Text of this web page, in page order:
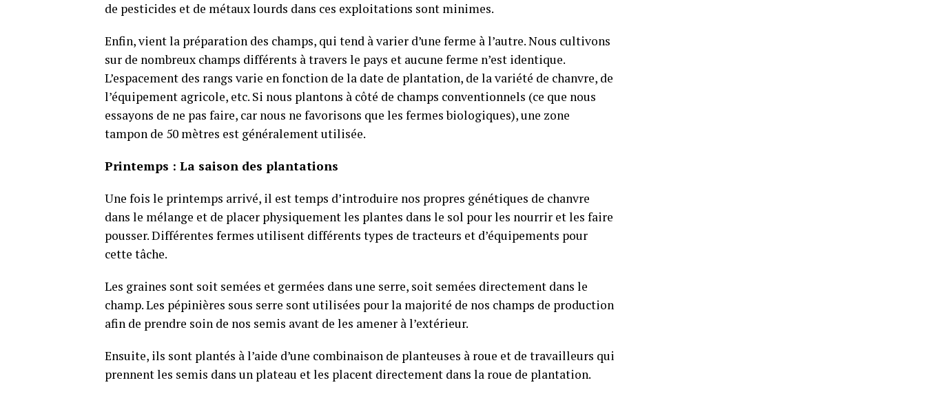
de pesticides et de métaux lourds dans ces exploitations sont minimes.
Enfin, vient la préparation des champs, qui tend à varier d’une ferme à l’autre. Nous cultivons
sur de nombreux champs différents à travers le pays et aucune ferme n’est identique.
L’espacement des rangs varie en fonction de la date de plantation, de la variété de chanvre, de
l’équipement agricole, etc. Si nous plantons à côté de champs conventionnels (ce que nous
essayons de ne pas faire, car nous ne favorisons que les fermes biologiques), une zone
tampon de 50 mètres est généralement utilisée.
Printemps : La saison des plantations
Une fois le printemps arrivé, il est temps d’introduire nos propres génétiques de chanvre
dans le mélange et de placer physiquement les plantes dans le sol pour les nourrir et les faire
pousser. Différentes fermes utilisent différents types de tracteurs et d’équipements pour
cette tâche.
Les graines sont soit semées et germées dans une serre, soit semées directement dans le
champ. Les pépinières sous serre sont utilisées pour la majorité de nos champs de production
afin de prendre soin de nos semis avant de les amener à l’extérieur.
Ensuite, ils sont plantés à l’aide d’une combinaison de planteuses à roue et de travailleurs qui
prennent les semis dans un plateau et les placent directement dans la roue de plantation.